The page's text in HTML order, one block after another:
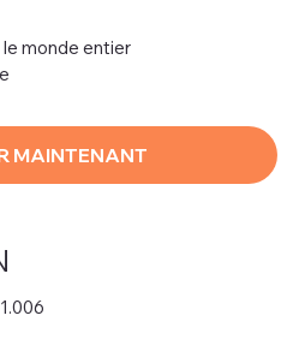
monde entier
MAINTENANT